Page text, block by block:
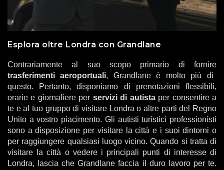
Esplora oltre Londra con Grandlane
Contrariamente al suo scopo primario di fornire
trasferimenti aeroportuali, Grandlane è molto più di
questo. Pertanto, disponiamo di prenotazioni flessibili,
orarie e giornaliere per servizi di autista per consentire a
te e al tuo gruppo di visitare Londra o altre parti del Regno
Unito a vostro piacimento. Gli autisti turistici professionisti
sono a disposizione per visitare la città e i suoi dintorni o
per raggiungere qualsiasi luogo vicino. Quando si tratta di
visitare la città o vedere i principali punti di interesse di
Londra, lascia che Grandlane faccia il duro lavoro per te.